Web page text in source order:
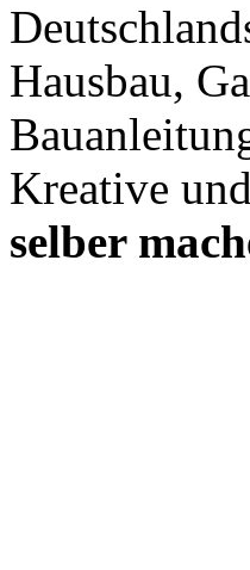
Hausbau,
Kreative
selber